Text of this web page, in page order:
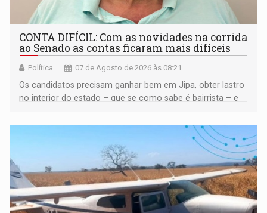
CONTA DIFÍCIL: Com as novidades na corrida
ao Senado as contas ficaram mais difíceis
Política 07 de Agosto de 2026 às 08:21
Os candidatos precisam ganhar bem em Jipa, obter lastro
no interior do estado – que se como sabe é bairrista – e
garantir